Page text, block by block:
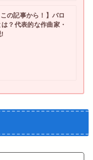
この記事から！】バロ
？代表的な作曲家・